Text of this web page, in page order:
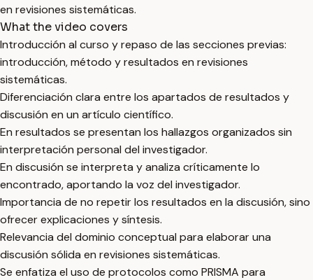
en revisiones sistemáticas.
What the video covers
Introducción al curso y repaso de las secciones previas:
introducción, método y resultados en revisiones
sistemáticas.
Diferenciación clara entre los apartados de resultados y
discusión en un artículo científico.
En resultados se presentan los hallazgos organizados sin
interpretación personal del investigador.
En discusión se interpreta y analiza críticamente lo
encontrado, aportando la voz del investigador.
Importancia de no repetir los resultados en la discusión, sino
ofrecer explicaciones y síntesis.
Relevancia del dominio conceptual para elaborar una
discusión sólida en revisiones sistemáticas.
Se enfatiza el uso de protocolos como PRISMA para